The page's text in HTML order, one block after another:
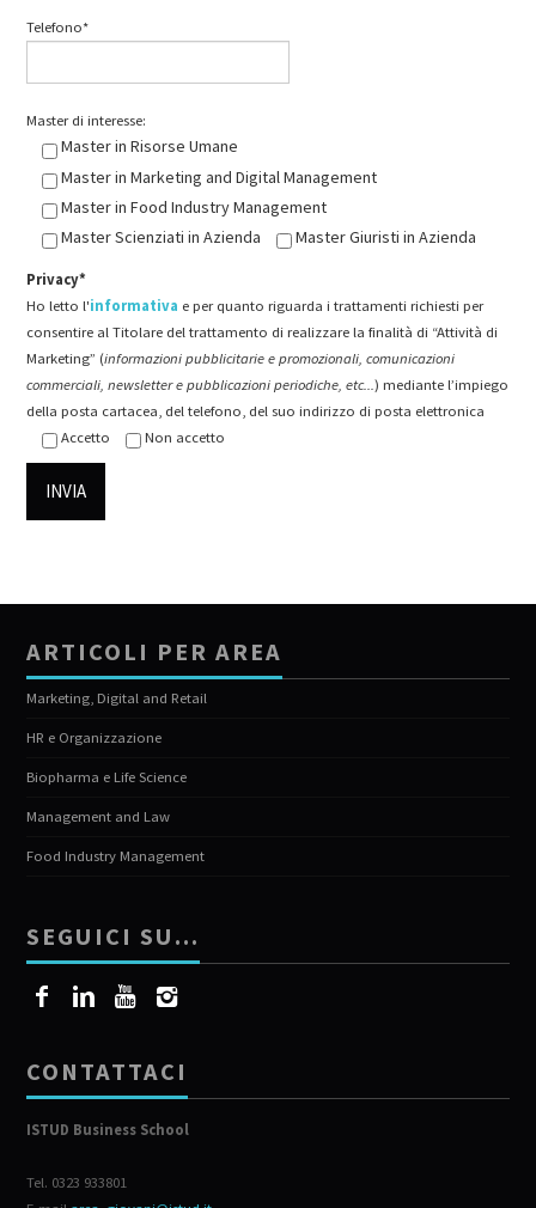
Telefono*
Master di interesse:
Master in Risorse Umane
Master in Marketing and Digital Management
Master in Food Industry Management
Master Scienziati in Azienda
Master Giuristi in Azienda
Privacy*
Ho letto l'informativa e per quanto riguarda i trattamenti richiesti per
consentire al Titolare del trattamento di realizzare la finalità di “Attività di
Marketing” (informazioni pubblicitarie e promozionali, comunicazioni
commerciali, newsletter e pubblicazioni periodiche, etc...) mediante l’impiego
della posta cartacea, del telefono, del suo indirizzo di posta elettronica
Accetto
Non accetto
ARTICOLI PER AREA
Marketing, Digital and Retail
HR e Organizzazione
Biopharma e Life Science
Management and Law
Food Industry Management
SEGUICI SU…
CONTATTACI
ISTUD Business School
Tel. 0323 933801